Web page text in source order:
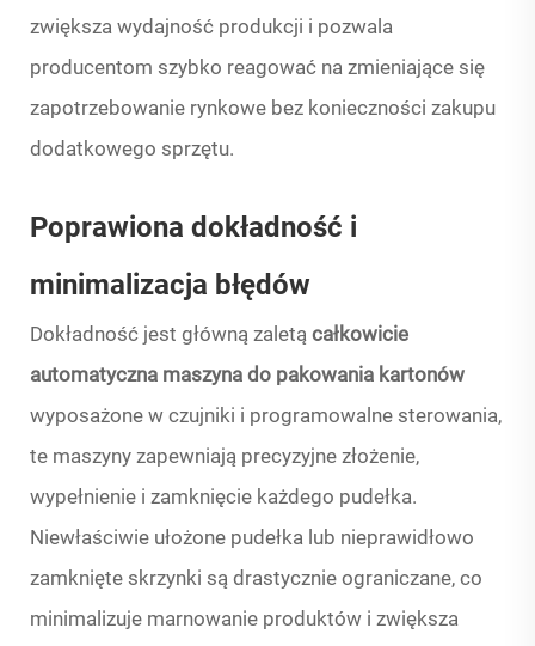
zwiększa wydajność produkcji i pozwala
producentom szybko reagować na zmieniające się
zapotrzebowanie rynkowe bez konieczności zakupu
dodatkowego sprzętu.
Poprawiona dokładność i
minimalizacja błędów
Dokładność jest główną zaletą całkowicie
automatyczna maszyna do pakowania kartonów
wyposażone w czujniki i programowalne sterowania,
te maszyny zapewniają precyzyjne złożenie,
wypełnienie i zamknięcie każdego pudełka.
Niewłaściwie ułożone pudełka lub nieprawidłowo
zamknięte skrzynki są drastycznie ograniczane, co
minimalizuje marnowanie produktów i zwiększa